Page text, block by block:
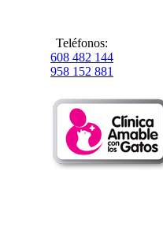
Teléfonos:
608 482 144
958 152 881